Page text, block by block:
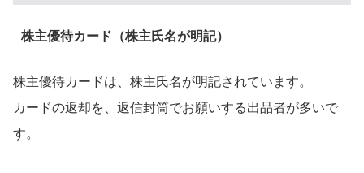
株主優待カード（株主氏名が明記）
株主優待カードは、株主氏名が明記されています。
カードの返却を、返信封筒でお願いする出品者が多いで
す。